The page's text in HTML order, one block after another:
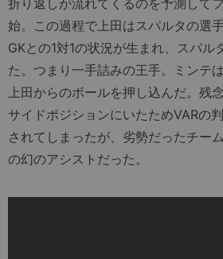
折り返しが流れてくるのを予測して
始。この過程で上田はスパルタの選
GKとの1対1の状況が生まれ、スパル
た。つまり一手詰みの王手。ミンテ
上田からのボールを押し込んだ。残
サイドポジションにいたためVARの
されてしまったが、劣勢だったチー
の幻のアシストだった。